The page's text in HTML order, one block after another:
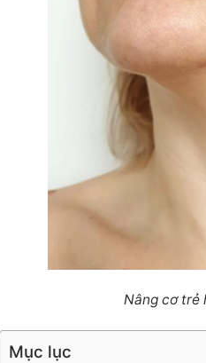
Nâng cơ trẻ
Mục lục